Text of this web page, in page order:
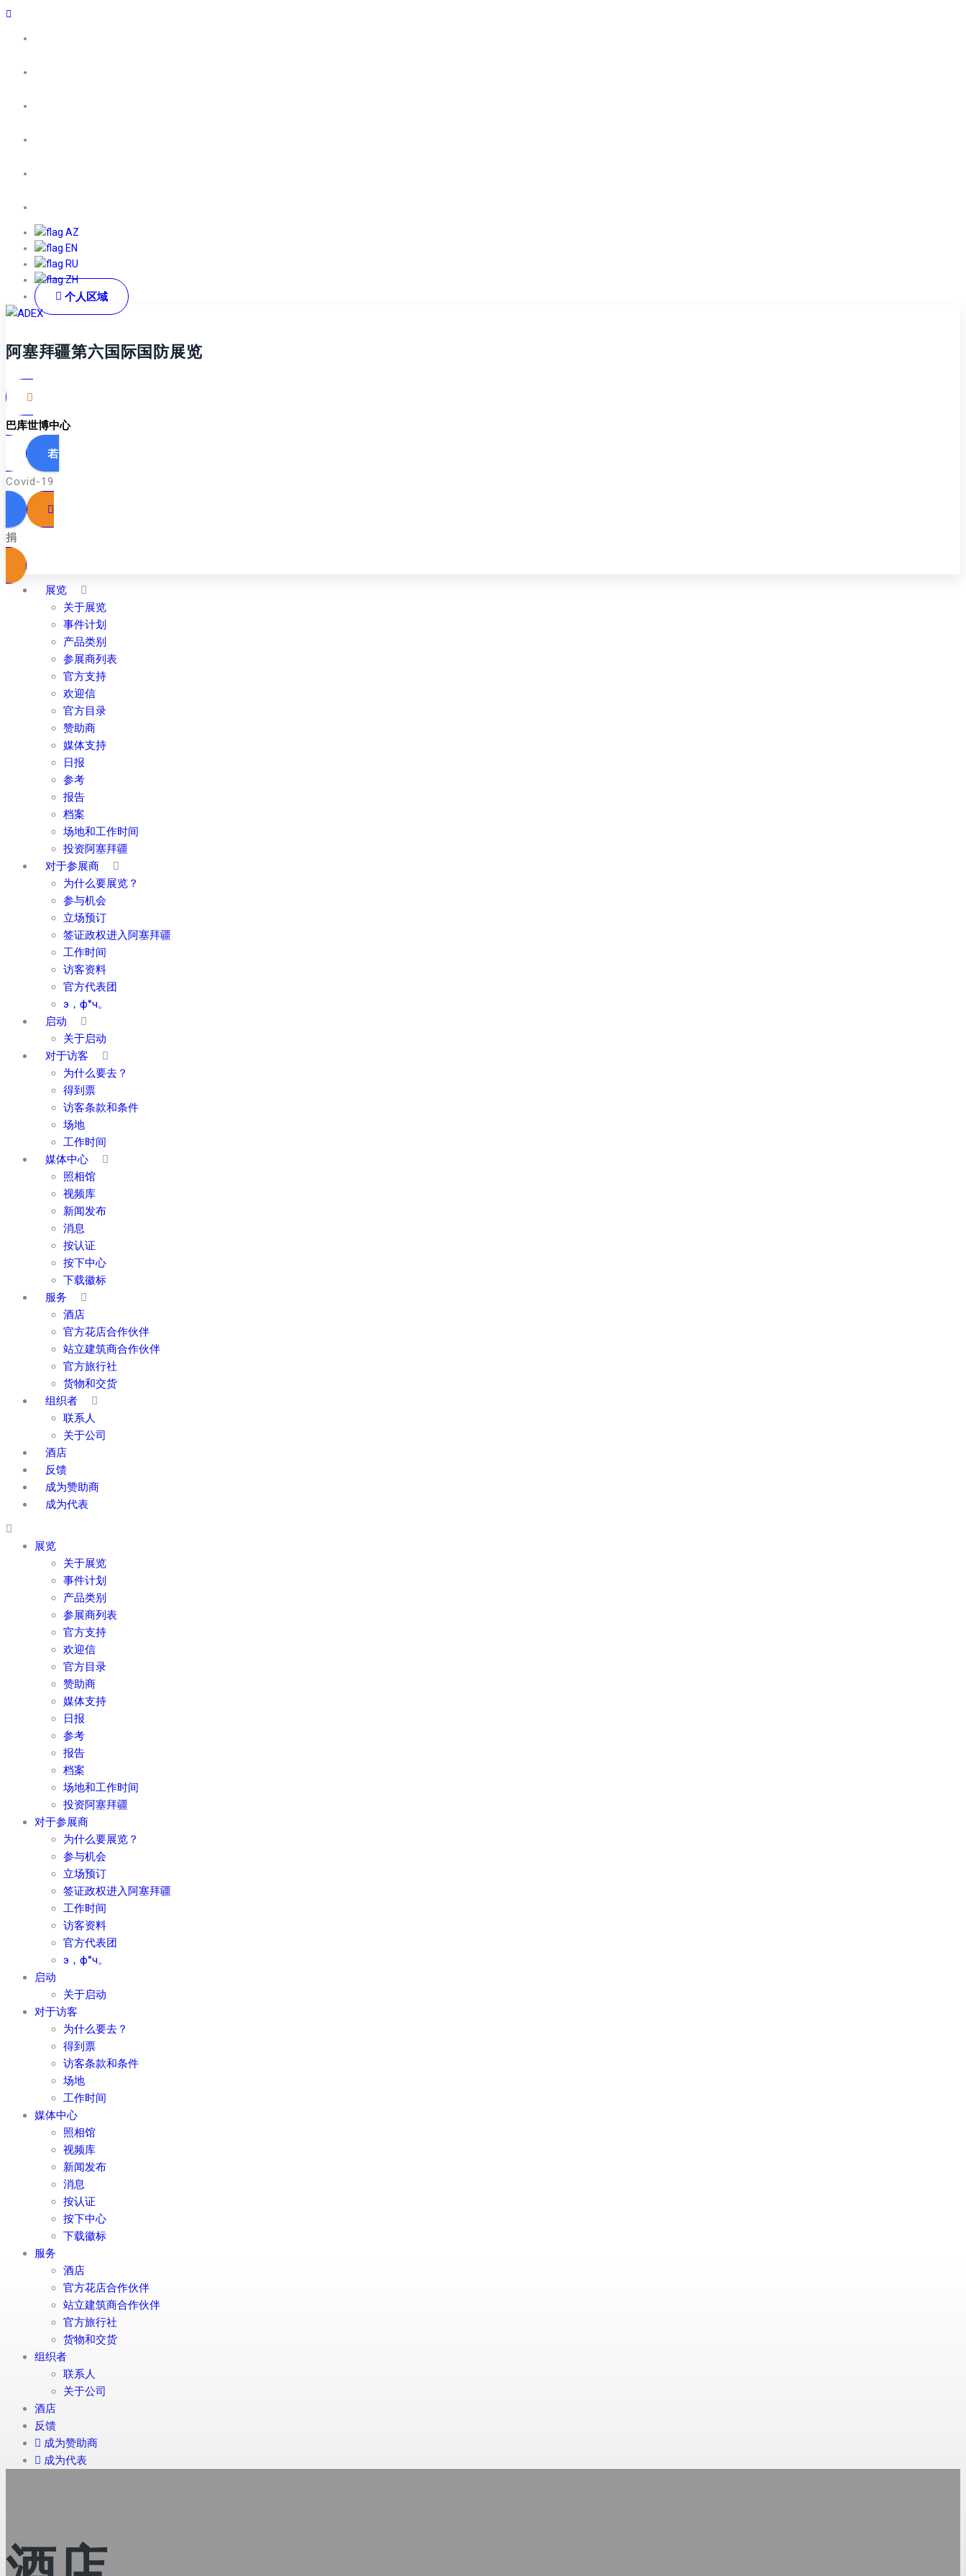
AZ
EN
RU
ZH
个人区域
阿塞拜疆第六国际国防展览
巴库世博中心
Covid-19
捐
展览
关于展览
事件计划
产品类别
参展商列表
官方支持
欢迎信
官方目录
赞助商
媒体支持
日报
参考
报告
档案
场地和工作时间
投资阿塞拜疆
对于参展商
为什么要展览？
参与机会
立场预订
签证政权进入阿塞拜疆
工作时间
访客资料
官方代表团
э，ф°ч。
启动
关于启动
对于访客
为什么要去？
得到票
访客条款和条件
场地
工作时间
媒体中心
照相馆
视频库
新闻发布
消息
按认证
按下中心
下载徽标
服务
酒店
官方花店合作伙伴
站立建筑商合作伙伴
官方旅行社
货物和交货
组织者
联系人
关于公司
酒店
反馈
成为赞助商
成为代表
展览
关于展览
事件计划
产品类别
参展商列表
官方支持
欢迎信
官方目录
赞助商
媒体支持
日报
参考
报告
档案
场地和工作时间
投资阿塞拜疆
对于参展商
为什么要展览？
参与机会
立场预订
签证政权进入阿塞拜疆
工作时间
访客资料
官方代表团
э，ф°ч。
启动
关于启动
对于访客
为什么要去？
得到票
访客条款和条件
场地
工作时间
媒体中心
照相馆
视频库
新闻发布
消息
按认证
按下中心
下载徽标
服务
酒店
官方花店合作伙伴
站立建筑商合作伙伴
官方旅行社
货物和交货
组织者
联系人
关于公司
酒店
反馈
成为赞助商
成为代表